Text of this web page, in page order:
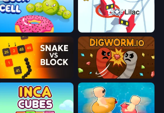
Boom Cell Snowball.io
Snake VS Block Digworm.io